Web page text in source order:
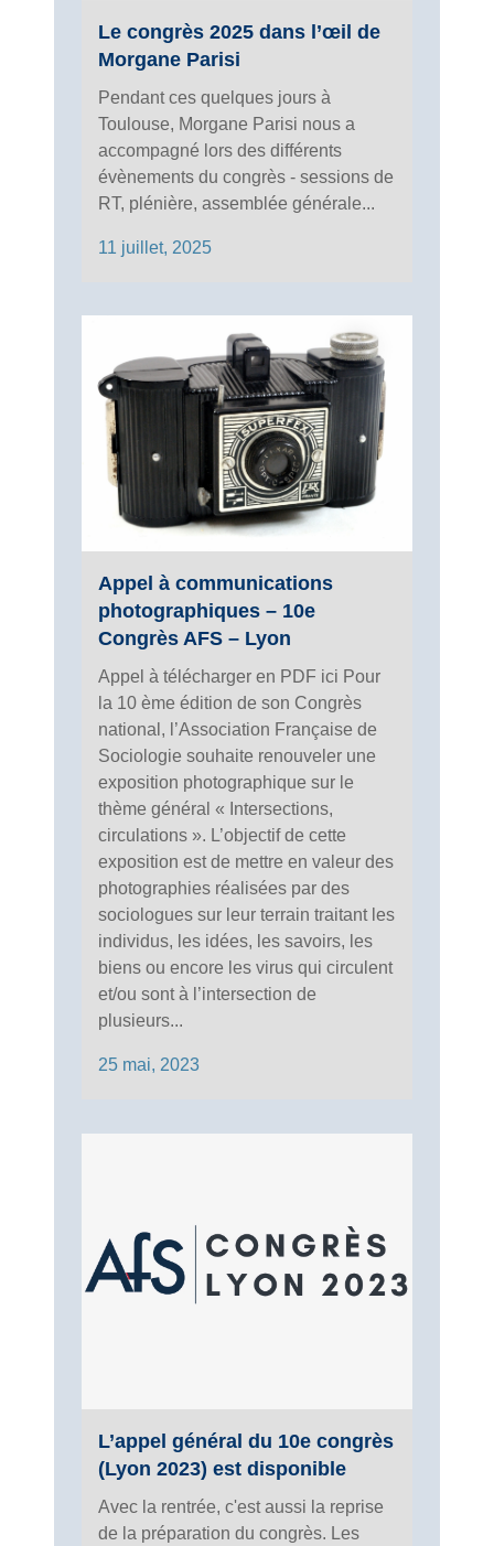
Le congrès 2025 dans l’œil de
Morgane Parisi
Pendant ces quelques jours à
Toulouse, Morgane Parisi nous a
accompagné lors des différents
évènements du congrès - sessions de
RT, plénière, assemblée générale...
11 juillet, 2025
Appel à communications
photographiques – 10e
Congrès AFS – Lyon
Appel à télécharger en PDF ici Pour
la 10 ème édition de son Congrès
national, l’Association Française de
Sociologie souhaite renouveler une
exposition photographique sur le
thème général « Intersections,
circulations ». L’objectif de cette
exposition est de mettre en valeur des
photographies réalisées par des
sociologues sur leur terrain traitant les
individus, les idées, les savoirs, les
biens ou encore les virus qui circulent
et/ou sont à l’intersection de
plusieurs...
25 mai, 2023
L’appel général du 10e congrès
(Lyon 2023) est disponible
Avec la rentrée, c'est aussi la reprise
de la préparation du congrès. Les